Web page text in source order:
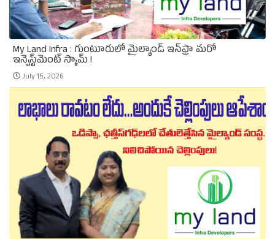
My Land Infra : గుంటూరులో మైల్యాండ్ ఇన్‌ఫ్రా మరో
ఇన్వెస్ట్‌మెంట్ స్కామ్ !
July 15, 2026